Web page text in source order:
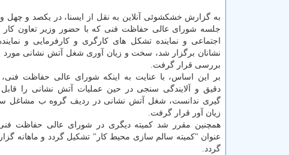
به گزارش خشكشوئی آنلاین به نقل از ایسنا، در یكصد و چهل و
جلسه شورای عالی حفاظت فنی كه با حضور وزیر تعاون كار
اجتماعی و نماینده تشكل های كارگری و كارفرمایی و
نشانان برگزار شد، سخت و زیان آوری شغل آتش نشانی
بررسی قرار گرفت.
بر این اساس، با عنایت به اینكه شورای عالی حفاظت فنی،
دقیق و آلایندگی سنجی در حین عملیات آتش نشانی را قابل
گیری ندانست، شغل آتش نشانی در ردیف گروه ب مشاغل
زیان آور قرار گرفت.
همچنین مقرر شد كمیته دیگری در شورای عالی حفاظت
عنوان "كمیته سالم سازی محیط كار" تشكیل گردد و ماهانه
گردد.